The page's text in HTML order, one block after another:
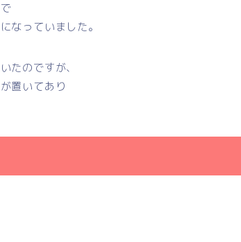
なっていました。
たのですが、
置いてあり